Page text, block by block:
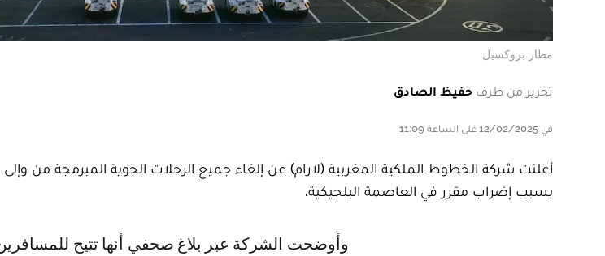
مطار بروكسيل
تحرير من طرف حفيظ الصادق
في 12/02/2025 على الساعة 11:09
بسبب إضراب مقرر في العاصمة البلجيكية.
وأوضحت الشركة عبر بلاغ صحفي أنها تتيح للمسافرين المتأثرين بهذا الإلغاء